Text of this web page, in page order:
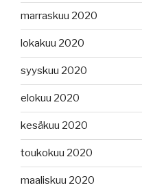
marraskuu 2020
lokakuu 2020
syyskuu 2020
elokuu 2020
kesäkuu 2020
toukokuu 2020
maaliskuu 2020